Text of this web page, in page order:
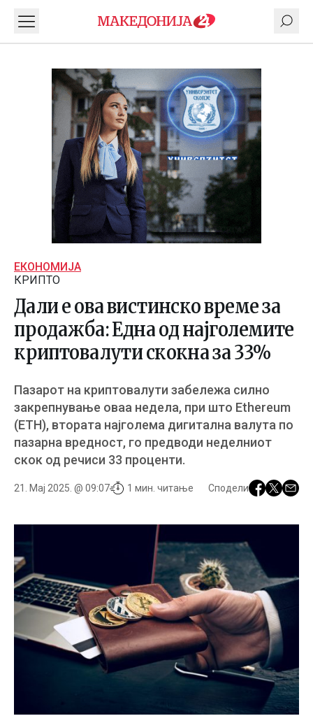
ЕКОНОМИЈА
КРИПТО
Дали е ова вистинско време за
продажба: Една од најголемите
криптовалути скокна за 33%
Пазарот на криптовалути забележа силно
закрепнување оваа недела, при што Ethereum
(ETH), втората најголема дигитална валута по
пазарна вредност, го предводи неделниот
скок од речиси 33 проценти.
21. Мај 2025. @ 09:07 1 мин. читање Сподели